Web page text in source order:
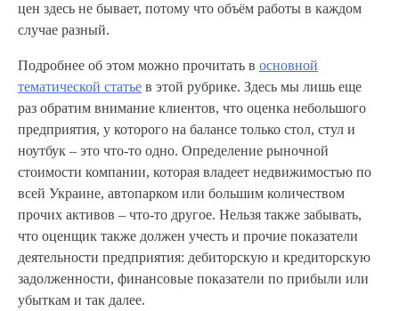
цен здесь не бывает, потому что объём работы в каждом
случае разный.
Подробнее об этом можно прочитать в основной
тематической статье в этой рубрике. Здесь мы лишь еще
раз обратим внимание клиентов, что оценка небольшого
предприятия, у которого на балансе только стол, стул и
ноутбук – это что-то одно. Определение рыночной
стоимости компании, которая владеет недвижимостью по
всей Украине, автопарком или большим количеством
прочих активов – что-то другое. Нельзя также забывать,
что оценщик также должен учесть и прочие показатели
деятельности предприятия: дебиторскую и кредиторскую
задолженности, финансовые показатели по прибыли или
убыткам и так далее.